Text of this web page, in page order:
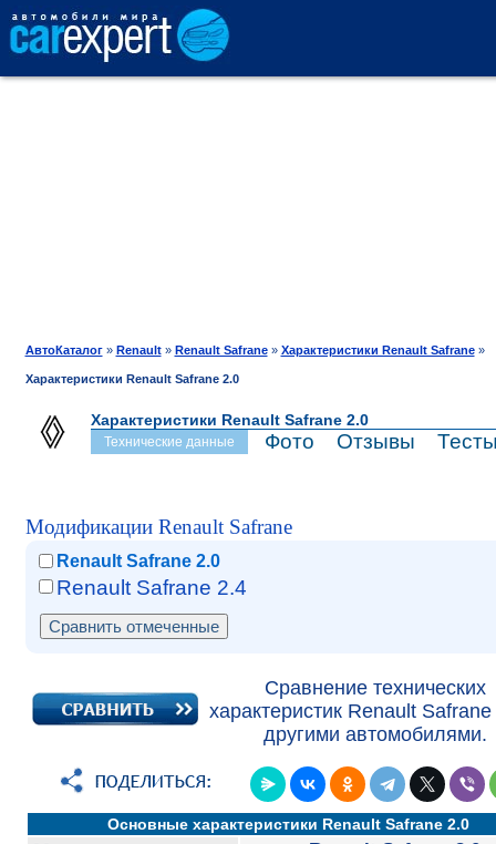
ТЕСТ-ДРАЙВ
ПРОДАЖА
АвтоКаталог» Renault» Renault Safrane» Характеристики Renault Safrane»
Характеристики Renault Safrane 2.0
Характеристики Renault Safrane 2.0
Технические данные Фото Отзывы
Модификации Renault Safrane
Renault Safrane 2.0
Renault Safrane 2.4
Сравнение технических
характеристик Renault
другими автомобилями.
Основные характеристики Renault Safrane 2.0